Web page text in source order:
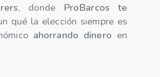
, donde ProBarcos te
qué la elección siempre es
ahorrando dinero en